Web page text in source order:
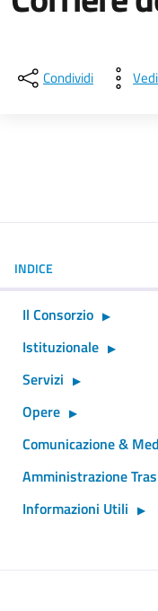
Condividi
INDICE
Il Consorzio
Istituzionale
Servizi
Opere
Comunicazione &
Amministrazione
Informazioni Utili